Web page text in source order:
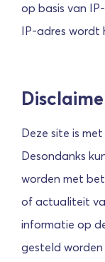
op basis van
IP-adres wordt
Deze site is
Desondanks
worden met
of actualiteit
informatie op
gesteld